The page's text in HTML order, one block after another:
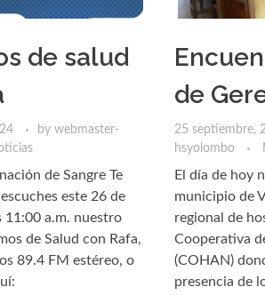
de salud
by webmaster-
de Sangre Te
este 26 de
11:00 a.m. nuestro
de Salud con Rafa,
89.4 FM estéreo, o
de
25 septiembre,
hsyolombo
El día de hoy
municipio de
regional de
Cooperativa
(COHAN)
presencia de